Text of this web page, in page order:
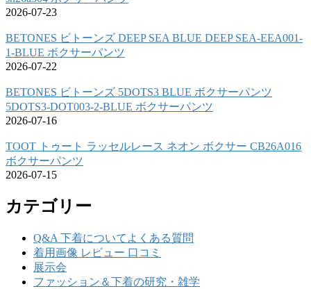
2026-07-23
BETONES ビトーンズ DEEP SEA BLUE DEEP SEA-EEA001-
1-BLUE ボクサーパンツ
2026-07-22
BETONES ビトーンズ 5DOTS3 BLUE ボクサーパンツ
5DOTS3-DOT003-2-BLUE ボクサーパンツ
2026-07-16
TOOT トゥート ラッセルレース ネオン ボクサー CB26A016
ボクサーパンツ
2026-07-15
カテゴリー
Q&A 下着についてよくある質問
着用画像 レビュー 口コミ
展示会
ファッション＆下着の研究・雑学